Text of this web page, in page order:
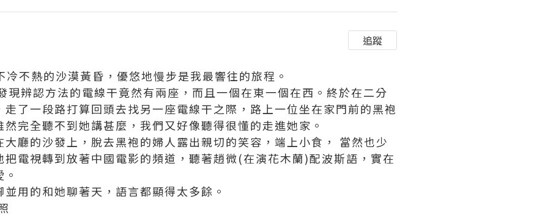
追蹤
不熱的沙漠黃昏，優悠地慢步是我最響往的旅程。
辨認方法的電線干竟然有兩座，而且一個在東一個在西。終於在二分
了一段路打算回頭去找另一座電線干之際，路上一位坐在家門前的黑袍
完全聽不到她講甚麼，我們又好像聽得很懂的走進她家。
廳的沙發上，脫去黑袍的婦人露出親切的笑容，端上小食， 當然也少
電視轉到放著中國電影的頻道，聽著趙微(在演花木蘭)配波斯語，實在
用的和她聊著天，語言都顯得太多餘。